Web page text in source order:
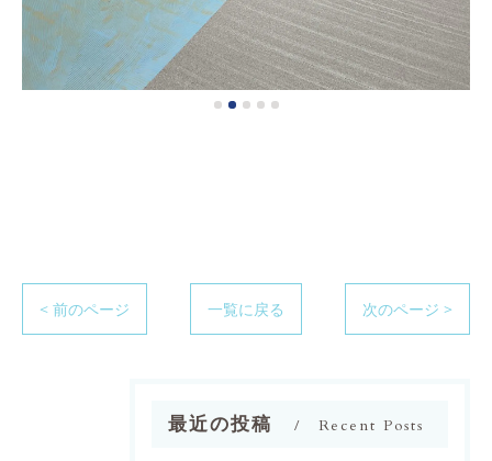
< 前のページ 一覧に戻る 次のページ >
最近の投稿 Recent Posts